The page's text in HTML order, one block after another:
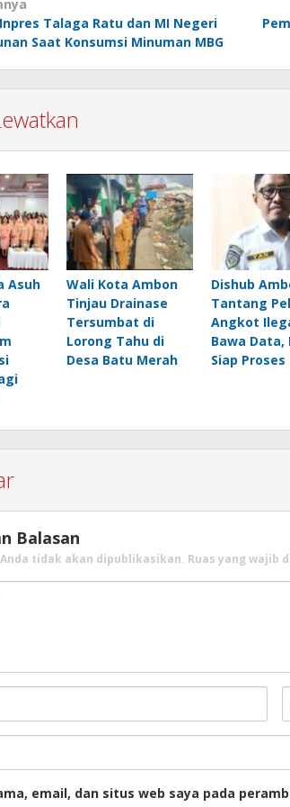
Inpres Talaga Ratu dan MI Negeri
Saat Konsumsi Minuman MBG
Asuh
Wali Kota Ambon
Tinjau Drainase
Tersumbat di
Lorong Tahu di
Desa Batu Merah
Dishub
Tantang
Angkot
Bawa Data,
Siap Proses
Balasan
tidak akan dipublikasikan. Ruas yang wajib
email, dan situs web saya pada